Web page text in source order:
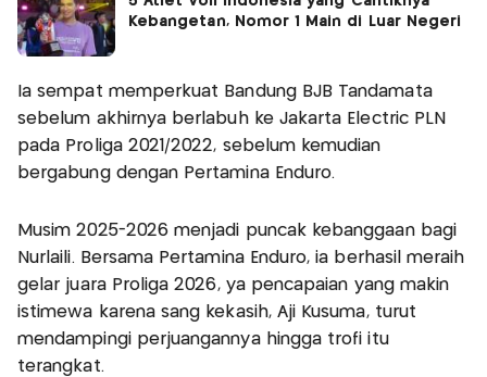
Kebangetan, Nomor 1 Main di Luar Negeri
Ia sempat memperkuat Bandung BJB Tandamata
sebelum akhirnya berlabuh ke Jakarta Electric PLN
pada Proliga 2021/2022, sebelum kemudian
bergabung dengan Pertamina Enduro.
Musim 2025-2026 menjadi puncak kebanggaan bagi
Nurlaili. Bersama Pertamina Enduro, ia berhasil meraih
gelar juara Proliga 2026, ya pencapaian yang makin
istimewa karena sang kekasih, Aji Kusuma, turut
mendampingi perjuangannya hingga trofi itu
terangkat.